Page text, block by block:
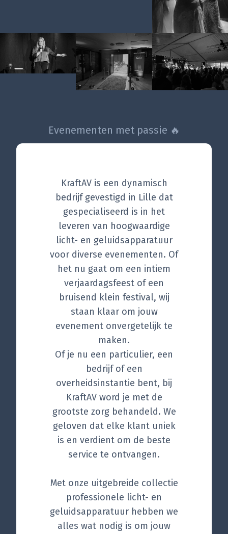
Evenementen met passie 🔥
KraftAV is een dynamisch
bedrijf gevestigd in Lille dat
gespecialiseerd is in het
leveren van hoogwaardige
licht- en geluidsapparatuur
voor diverse evenementen. Of
het nu gaat om een intiem
verjaardagsfeest of een
bruisend klein festival, wij
staan klaar om jouw
evenement onvergetelijk te
maken.
Of je nu een particulier, een
bedrijf of een
overheidsinstantie bent, bij
KraftAV word je met de
grootste zorg behandeld. We
geloven dat elke klant uniek
is en verdient om de beste
service te ontvangen.
Met onze uitgebreide collectie
professionele licht- en
geluidsapparatuur hebben we
alles wat nodig is om jouw